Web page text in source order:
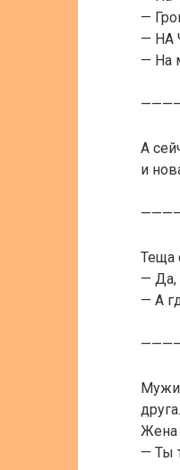
—
— НА
— На
А
и
Теща
— Да,
— А
друга.
Жена
— Ты